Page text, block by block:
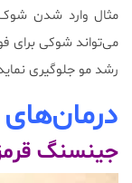
مثال وارد شدن
می‌تواند شوکی برای
رشد مو جلوگیری
جینسنگ